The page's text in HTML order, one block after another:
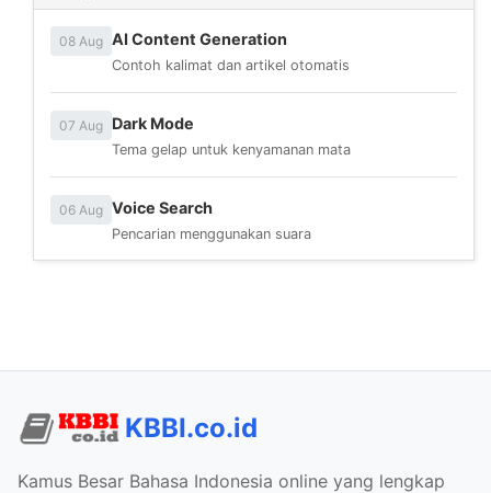
08 Aug AI Content Generation
Contoh kalimat dan artikel otomatis
07 Aug Dark Mode
Tema gelap untuk kenyamanan mata
06 Aug Voice Search
Pencarian menggunakan suara
KBBI.co.id
Kamus Besar Bahasa Indonesia online yang lengkap